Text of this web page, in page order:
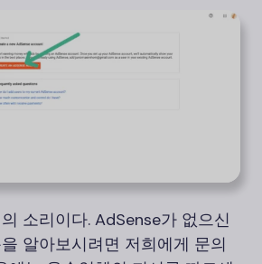
소리이다. AdSense가 없으신
알아보시려면 저희에게 문의